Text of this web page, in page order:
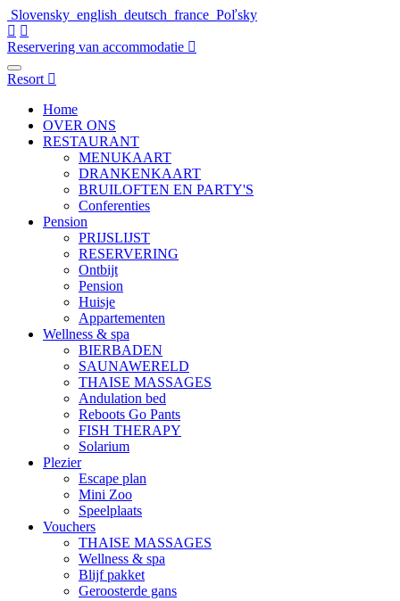
Slovensky english deutsch france Poľsky
Reservering van accommodatie
Resort
Home
OVER ONS
RESTAURANT
MENUKAART
DRANKENKAART
BRUILOFTEN EN PARTY'S
Conferenties
Pension
PRIJSLIJST
RESERVERING
Ontbijt
Pension
Huisje
Appartementen
Wellness & spa
BIERBADEN
SAUNAWERELD
THAISE MASSAGES
Andulation bed
Reboots Go Pants
FISH THERAPY
Solarium
Plezier
Escape plan
Mini Zoo
Speelplaats
Vouchers
THAISE MASSAGES
Wellness & spa
Blijf pakket
Geroosterde gans